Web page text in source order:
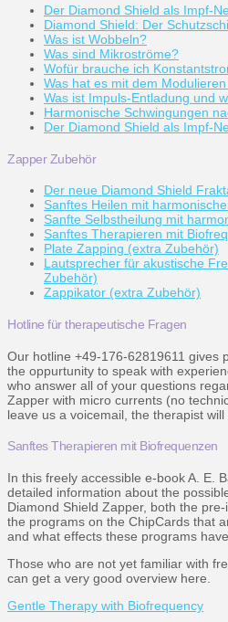
Der Diamond Shield als Impf-
Diamond Shield: Der
Was ist Wobbeln?
Was sind Mikroströme?
Wofür brauche ich
Was hat es mit dem
Was ist Impuls-Entladung und
Harmonische Schwingungen
Der Diamond Shield als Impf-
Zapper Zubehör
Der neue Diamond Shield
Sanftes Heilen mit
Sanfte Selbstheilung mit
Sanftes Therapieren mit
Plate Zapping (extra Zubehör)
Lautsprecher für akustische
Zubehör)
Zappikator (extra Zubehör)
Hotline für therapeutische Fragen
Our hotline +49-176-62819611 gives
the oppurtunity to speak with
who answer all of your questions
Zapper with micro currents (no
leave us a voicemail, the therapist will
Sanftes Therapieren mit Biofrequenzen
In this freely accessible e-book A. E.
detailed information about the
Diamond Shield Zapper, both the
the programs on the ChipCards that
and what effects these programs have.
Those who are not yet familiar with
can get a very good overview here.
Gentle Therapy with Biofrequency